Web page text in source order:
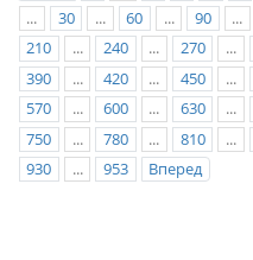
...
30 ... 60 ... 90 ...
210
... 240 ... 270 ...
390
... 420 ... 450 ...
570
... 600 ... 630 ...
750
... 780 ... 810 ...
930
... 953 Вперед